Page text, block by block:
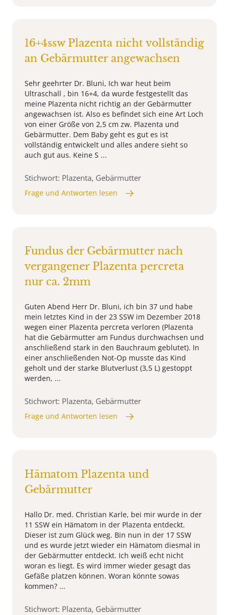
16+4ssw Plazenta nicht vollständig
an Gebärmutter angewachsen
Sehr geehrter Dr. Bluni, Ich war heut beim
Ultraschall , bin 16+4, da wurde festgestellt das
meine Plazenta nicht richtig an der Gebärmutter
angewachsen ist. Also es befindet sich eine Art Loch
von einer Größe von 2,5 cm zw. Plazenta und
Gebärmutter. Dem Baby geht es gut es ist
vollständig entwickelt und alles andere sieht so
auch gut aus. Keine S ...
Stichwort: Plazenta, Gebärmutter
Frage und Antworten lesen
Fundus der Gebärmutter nach
vergangener Plazenta percreta
nur ca. 2mm
Guten Abend Herr Dr. Bluni, ich bin 37 und habe
mein letztes Kind in der 23 SSW im Dezember 2018
wegen einer Plazenta percreta verloren (Plazenta
hat die Gebärmutter am Fundus durchwachsen und
anschließend stark in den Bauchraum geblutet). In
einer anschließenden Not-Op musste das Kind
geholt und der starke Blutverlust (3,5 L) gestoppt
werden, ...
Stichwort: Plazenta, Gebärmutter
Frage und Antworten lesen
Hämatom Plazenta und
Gebärmutter
Hallo Dr. med. Christian Karle, bei mir wurde in der
11 SSW ein Hämatom in der Plazenta entdeckt.
Dieser ist zum Glück weg. Bin nun in der 17 SSW
und es wurde jetzt wieder ein Hämatom diesmal in
der Gebärmutter entdeckt. Ich weiß echt nicht
woran es liegt. Es wird immer wieder gesagt das
Gefäße platzen können. Woran könnte sowas
kommen? ...
Stichwort: Plazenta, Gebärmutter